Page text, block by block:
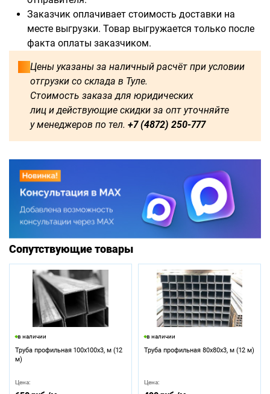
Заказчик оплачивает стоимость доставки на
месте выгрузки. Товар выгружается только после
факта оплаты заказчиком.
Цены указаны за наличный расчёт при условии
отгрузки со склада в Туле.
Стоимость заказа для юридических
лиц и действующие скидки за опт уточняйте
у менеджеров по тел. +7 (4872) 250-777
2500 2750 3000 3250
3500 3750 4000
4500 4750 5000 5250
Сопутствующие товары
в наличии
Труба профильная 100х100х3, м (12
м)
Цена:
в наличии
Труба профильная 80х80х3, м (12 м)
Цена: